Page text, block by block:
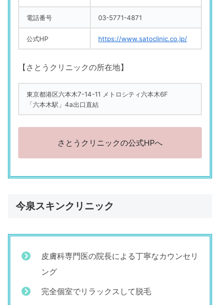
電話番号 03-5771-4871
公式HP https://www.satoclinic.co.jp/
【さとうクリニックの所在地】
東京都港区六本木7-14-11 メトロシティ六本木6F
「六本木駅」4a出口直結
さとうクリニックの公式HPへ
今泉スキンクリニック
皮膚科専門医の院長による丁寧なカウンセリ
ング
完全個室でリラックスして脱毛